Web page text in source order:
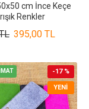
cm İnce Keçe
Renkler
395,00 TL
YENI
-17 %